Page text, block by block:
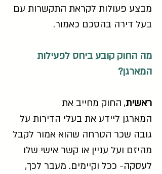
מבצע פעולות לקראת התקשרות עם
בעל דירה בהסכם כאמור.
מה החוק קובע ביחס לפעילות
המארגן?
ראשית, החוק מחייב את
המארגן ליידע את בעלי הדירות על
גובה שכר הטרחה שהוא אמור לקבל
מהיזם ועל עניין או קשר אישי שלו
לעסקה- ככל וקיימים. מעבר לכך,